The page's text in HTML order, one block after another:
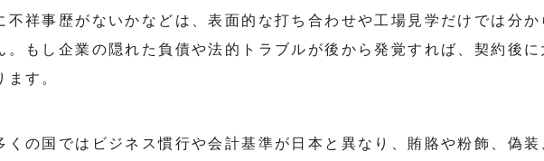
不祥事歴がないかなどは、表面的な打ち合わせや工場見学だけでは分
。もし企業の隠れた負債や法的トラブルが後から発覚すれば、契約後
ます。
くの国ではビジネス慣行や会計基準が日本と異なり、賄賂や粉飾、偽装